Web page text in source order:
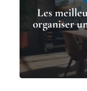
Les
organiser